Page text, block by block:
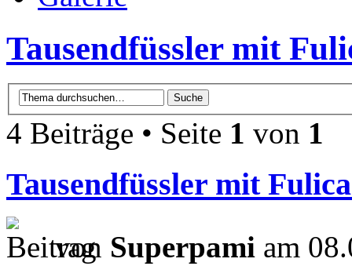
Tausendfüssler mit
4 Beiträge • Seite 1 von 1
Tausendfüssler mit
von Superpami am